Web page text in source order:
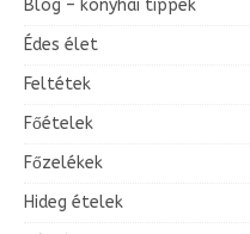
Blog – konyhai tippek
Édes élet
Feltétek
Főételek
Főzelékek
Hideg ételek